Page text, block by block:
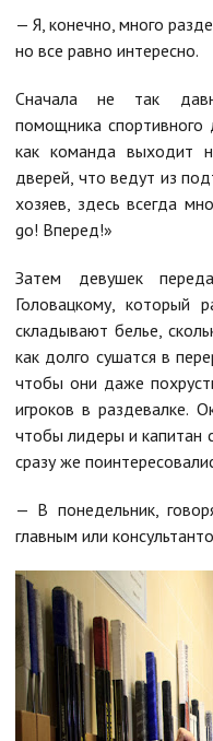
— Я, конечно, много
но все равно интересно.
Сначала не так
помощника спортивного
как команда выходит
дверей, что ведут из
хозяев, здесь всегда
go! Вперед!»
Затем девушек
Головацкому, который
складывают белье,
как долго сушатся в
чтобы они даже
игроков в раздевалке.
чтобы лидеры и капитан
сразу же
— В понедельник,
главным или